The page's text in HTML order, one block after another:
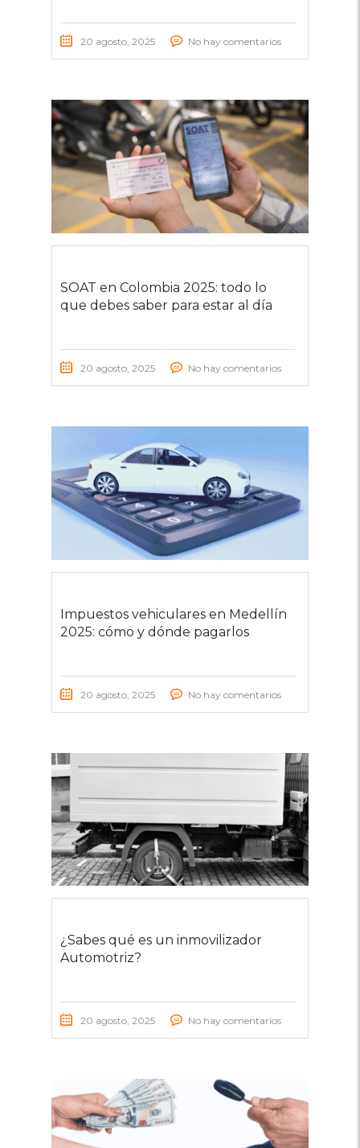
20 agosto, 2025 No hay comentarios
SOAT en Colombia 2025: todo lo
que debes saber para estar al día
20 agosto, 2025 No hay comentarios
Impuestos vehiculares en Medellín
2025: cómo y dónde pagarlos
20 agosto, 2025 No hay comentarios
¿Sabes qué es un inmovilizador
Automotriz?
20 agosto, 2025 No hay comentarios